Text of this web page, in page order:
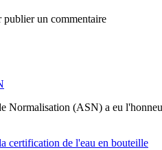
publier un commentaire
Normalisation (ASN) a eu
certification de l'eau en bouteille